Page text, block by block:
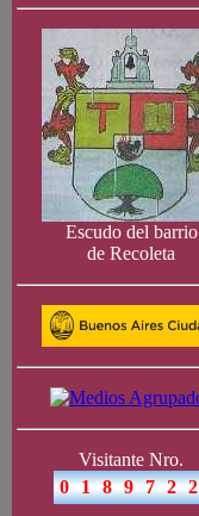
Escudo del barrio
de Recoleta
Visitante Nro.